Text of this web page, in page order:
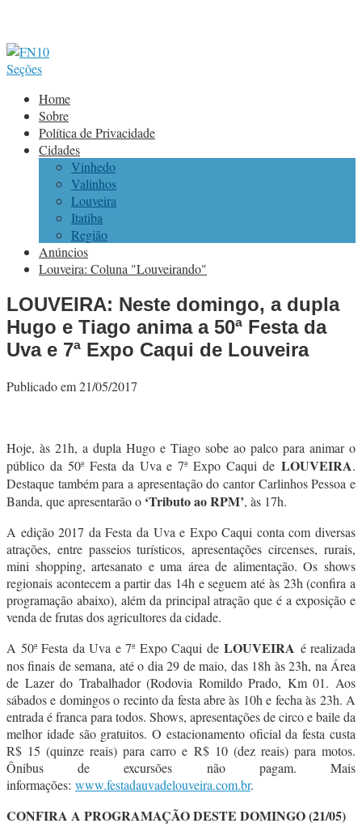
Seções
Home
Sobre
Política de Privacidade
Cidades
Vinhedo
Valinhos
Louveira
Itatiba
Região
Anúncios
Louveira: Coluna "Louveirando"
LOUVEIRA: Neste domingo, a dupla
Hugo e Tiago anima a 50ª Festa da
Uva e 7ª Expo Caqui de Louveira
Publicado em 21/05/2017
Hoje, às 21h, a dupla Hugo e Tiago sobe ao palco para animar o
público da 50ª Festa da Uva e 7ª Expo Caqui de LOUVEIRA.
Destaque também para a apresentação do cantor Carlinhos Pessoa e
Banda, que apresentarão o ‘Tributo ao RPM’, às 17h.
A edição 2017 da Festa da Uva e Expo Caqui conta com diversas
atrações, entre passeios turísticos, apresentações circenses, rurais,
mini shopping, artesanato e uma área de alimentação. Os shows
regionais acontecem a partir das 14h e seguem até às 23h (confira a
programação abaixo), além da principal atração que é a exposição e
venda de frutas dos agricultores da cidade.
A 50ª Festa da Uva e 7ª Expo Caqui de LOUVEIRA é realizada
nos finais de semana, até o dia 29 de maio, das 18h às 23h, na Área
de Lazer do Trabalhador (Rodovia Romildo Prado, Km 01. Aos
sábados e domingos o recinto da festa abre às 10h e fecha às 23h. A
entrada é franca para todos. Shows, apresentações de circo e baile da
melhor idade são gratuitos. O estacionamento oficial da festa custa
R$ 15 (quinze reais) para carro e R$ 10 (dez reais) para motos.
Ônibus de excursões não pagam. Mais
informações: www.festadauvadelouveira.com.br.
CONFIRA A PROGRAMAÇÃO DESTE DOMINGO (21/05)